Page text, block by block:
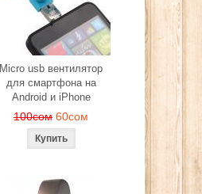
Micro usb вентилятор
для смартфона на
Android и iPhone
100сом 60сом